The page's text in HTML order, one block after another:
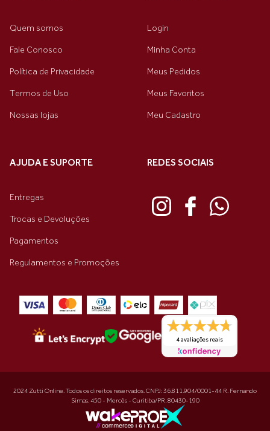
Quem somos
Fale Conosco
Política de Privacidade
Termos de Uso
Nossas lojas
Login
Minha Conta
Meus Pedidos
Meus Favoritos
Meu Cadastro
AJUDA E SUPORTE
Entregas
Trocas e Devoluções
Pagamentos
Regulamentos e Promoções
REDES SOCIAIS
4 avaliações reais
2024 Zutti Online. Todos os direitos reservados. CNPJ: 36.811.904/0001-44 R. Fernando
Simas, 450 - Mercês - Curitiba/PR, 80430-190